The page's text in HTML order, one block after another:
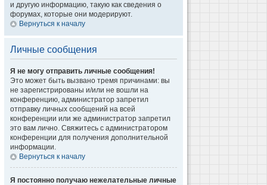
и другую информацию, такую как сведения о
форумах, которые они модерируют.
Вернуться к началу
Личные сообщения
Я не могу отправить личные сообщения!
Это может быть вызвано тремя причинами: вы
не зарегистрированы и/или не вошли на
конференцию, администратор запретил
отправку личных сообщений на всей
конференции или же администратор запретил
это вам лично. Свяжитесь с администратором
конференции для получения дополнительной
информации.
Вернуться к началу
Я постоянно получаю нежелательные личные